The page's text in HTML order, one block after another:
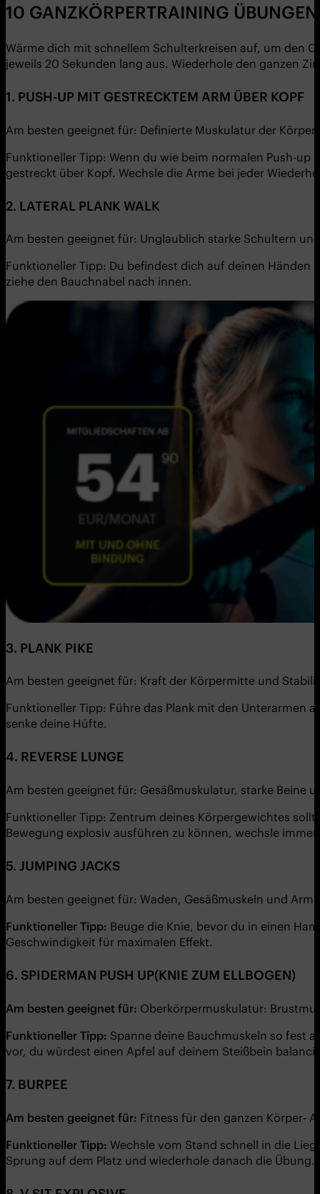
10 GANZKÖRPERTRAINING ÜBUNGEN
Wärme dich mit schnellem Schulterkreisen auf, um den
jeweils 20 Sekunden lang aus. Wiederhole den ganzen
1. PUSH-UP MIT GESTRECKTEM ARM ÜBER KOPF
Am besten geeignet für: Definierte Muskulatur der
Funktioneller Tipp: Wenn du wie beim normalen Push-
gestreckt über Kopf. Wechsle die Arme bei jeder
2. LATERAL PLANK WALK
Am besten geeignet für: Unglaublich starke Schultern
Funktioneller Tipp: Du befindest dich auf deinen
ziehe den Bauchnabel nach innen.
3. PLANK PIKE
Am besten geeignet für: Kraft der Körpermitte und
Funktioneller Tipp: Führe das Plank mit den Unterarmen
senke deine Hüfte.
4. REVERSE LUNGE
Am besten geeignet für: Gesäßmuskulatur, starke Beine
Funktioneller Tipp: Zentrum deines Körpergewichtes
Bewegung explosiv ausführen zu können, wechsle
5. JUMPING JACKS
Am besten geeignet für: Waden, Gesäßmuskeln und Arme
Funktioneller Tipp: Beuge die Knie, bevor du in einen
Geschwindigkeit für maximalen Effekt.
6. SPIDERMAN PUSH UP(KNIE ZUM ELLBOGEN)
Am besten geeignet für: Oberkörpermuskulatur:
Funktioneller Tipp: Spanne deine Bauchmuskeln so fest
vor, du würdest einen Apfel auf deinem Steißbein
7. BURPEE
Am besten geeignet für: Fitness für den ganzen Körper-
Funktioneller Tipp: Wechsle vom Stand schnell in die
Sprung auf dem Platz und wiederhole danach die Übung.